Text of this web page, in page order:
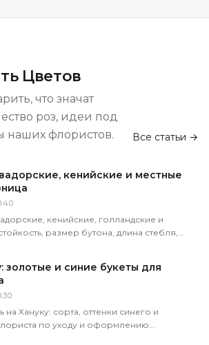
Цветов
что значат
роз, идеи под
наших флористов.
Все статьи →
кенийские и местные
кенийские, голландские и
размер бутона, длина стебля,
золотые и синие букеты для
на Хануку: сорта, оттенки синего и
по уходу и оформлению